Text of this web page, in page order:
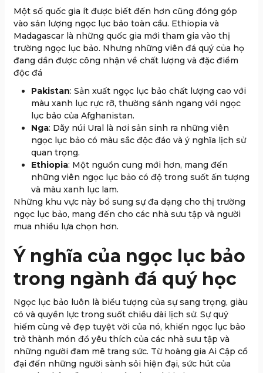
Một số quốc gia ít được biết đến hơn cũng đóng góp
vào sản lượng ngọc lục bảo toàn cầu. Ethiopia và
Madagascar là những quốc gia mới tham gia vào thị
trường ngọc lục bảo. Nhưng những viên đá quý của họ
đang dần được công nhận về chất lượng và đặc điểm
độc đá
Pakistan: Sản xuất ngọc lục bảo chất lượng cao với
màu xanh lục rực rỡ, thường sánh ngang với ngọc
lục bảo của Afghanistan.
Nga: Dãy núi Ural là nơi sản sinh ra những viên
ngọc lục bảo có màu sắc độc đáo và ý nghĩa lịch sử
quan trọng.
Ethiopia: Một nguồn cung mới hơn, mang đến
những viên ngọc lục bảo có độ trong suốt ấn tượng
và màu xanh lục lam.
Những khu vực này bổ sung sự đa dạng cho thị trường
ngọc lục bảo, mang đến cho các nhà sưu tập và người
mua nhiều lựa chọn hơn.
Ý nghĩa của ngọc lục bảo
trong ngành đá quý học
Ngọc lục bảo luôn là biểu tượng của sự sang trọng, giàu
có và quyền lực trong suốt chiều dài lịch sử. Sự quý
hiếm cùng vẻ đẹp tuyệt vời của nó, khiến ngọc lục bảo
trở thành món đồ yêu thích của các nhà sưu tập và
những người đam mê trang sức. Từ hoàng gia Ai Cập cổ
đại đến những người sành sỏi hiện đại, sức hút của